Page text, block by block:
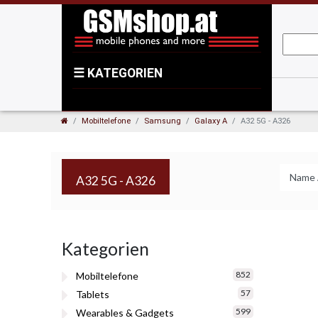
☰ KATEGORIEN
Mobiltelefone Samsung Galaxy A A32 5G - A326
A32 5G - A326
Kategorien
Mobiltelefone 852
Tablets 57
Wearables & Gadgets 599